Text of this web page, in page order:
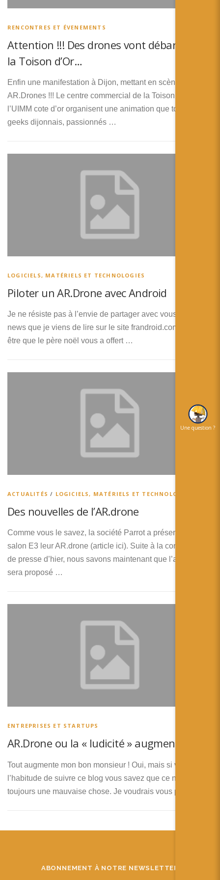
Español
RENCONTRES ET ÉVENEMENTS
Attention !!! Des drones vont débarquer à
la Toison d’Or…
Enfin une manifestation à Dijon, mettant en scène des
AR.Drones !!! Le centre commercial de la Toison d’Or et
l’UIMM cote d’or organisent une animation que tous les
geeks dijonnais, passionnés …
LOGICIELS, MATÉRIELS ET TECHNOLOGIES
Piloter un AR.Drone avec Android
Je ne résiste pas à l’envie de partager avec vous cette
news que je viens de lire sur le site frandroid.com. Peut
être que le père noël vous a offert …
ACTUALITÉS / LOGICIELS, MATÉRIELS ET TECHNOLOGIES
Des nouvelles de l’AR.drone
Comme vous le savez, la société Parrot a présenté au
salon E3 leur AR.drone (article ici). Suite à la conférence
de presse d’hier, nous savons maintenant que l’appareil
sera proposé …
ENTREPRISES ET STARTUPS
AR.Drone ou la « ludicité » augmentée
Tout augmente mon bon monsieur ! Oui, mais si vous avez
l’habitude de suivre ce blog vous savez que ce n’est pas
toujours une mauvaise chose. Je voudrais vous parler …
ABONNEMENT À NOTRE NEWSLETTER
Une question ?